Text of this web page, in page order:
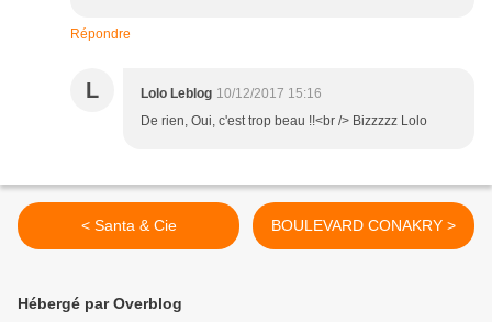
Répondre
L Lolo Leblog 10/12/2017 15:16
De rien, Oui, c'est trop beau !!<br /> Bizzzzz Lolo
< Santa & Cie BOULEVARD CONAKRY >
Hébergé par Overblog